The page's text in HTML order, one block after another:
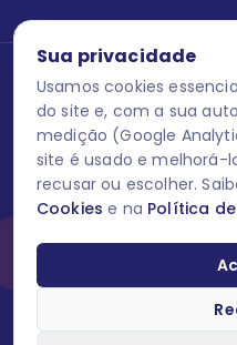
Sua privacidade
Usamos cookies
do site e, com a sua
medição (Google
site é usado e melhorá-
recusar ou escolher.
Cookies e na Política
Se estiver no programa
reação adversa com os
informações para o público
do Brasil habilitados a
202606-00013 / Agosto 2026.
O laboratório Servier do Brasil
dados pessoais você pode
em contato através do site
fale conosco.